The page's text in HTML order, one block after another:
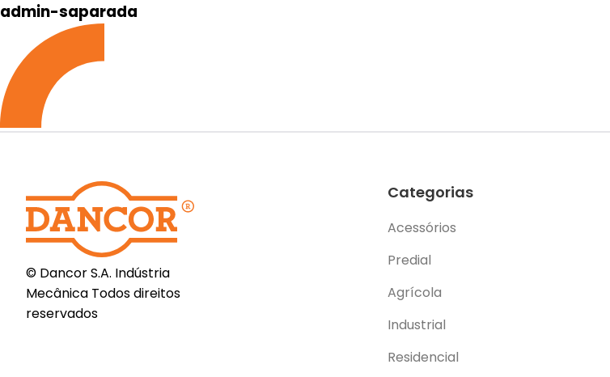
admin-saparada
© Dancor S.A. Indústria
Mecânica Todos direitos
reservados
Categorias
Acessórios
Predial
Agrícola
Industrial
Residencial